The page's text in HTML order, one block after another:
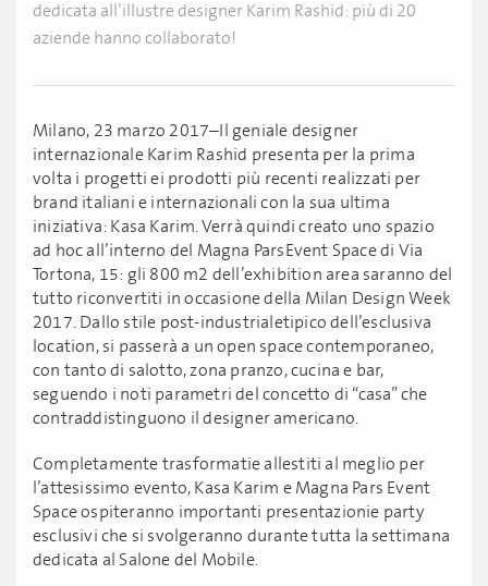
dedicata all’illustre designer Karim Rashid: più di 20
aziende hanno collaborato!
Milano, 23 marzo 2017–Il geniale designer
internazionale Karim Rashid presenta per la prima
volta i progetti ei prodotti più recenti realizzati per
brand italiani e internazionali con la sua ultima
iniziativa: Kasa Karim. Verrà quindi creato uno spazio
ad hoc all’interno del Magna ParsEvent Space di Via
Tortona, 15: gli 800 m2 dell’exhibition area saranno del
tutto riconvertiti in occasione della Milan Design Week
2017. Dallo stile post-industrialetipico dell’esclusiva
location, si passerà a un open space contemporaneo,
con tanto di salotto, zona pranzo, cucina e bar,
seguendo i noti parametri del concetto di “casa” che
contraddistinguono il designer americano.
Completamente trasformatie allestiti al meglio per
l’attesissimo evento, Kasa Karim e Magna Pars Event
Space ospiteranno importanti presentazionie party
esclusivi che si svolgeranno durante tutta la settimana
dedicata al Salone del Mobile.